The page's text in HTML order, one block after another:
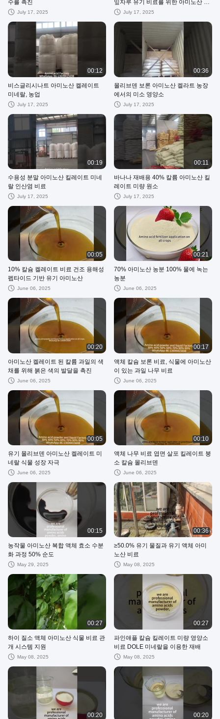
수를 촉진
July 17, 2025
잎자루 유기 비료를 위한 아미노산 켈
레이트 미네랄
July 17, 2025
00:12
비스글리시나트 아미노산 켈레이트
미네랄, 농업
July 17, 2025
00:36
몰리브덴 보론 아미노산 켈라트 농장
에서의 미소 영양소
July 17, 2025
00:19
수용성 분말 아미노산 킬레이트 미네
랄 인산염 비료
July 17, 2025
00:11
바나나 재배용 40% 칼륨 아미노산 킬
레이트 미량 원소
July 17, 2025
00:05
10% 칼슘 켈레이트 비료 건조 용해성
펩타이드 기반 유기 아미노산
June 06, 2025
00:21
70% 아미노산 농분 100% 물에 녹는
농분
June 06, 2025
00:20
아미노산 켈레이트 된 칼륨 과일의 색
채를 위해 붉은 색의 발달을 촉진
June 06, 2025
00:17
액체 칼슘 보론 비료, 식물에 아미노산
이 있는 과일 나무 비료
June 06, 2025
00:05
유기 몰리브덴 아미노산 켈레이트 미
네랄 식물 성장 자극
June 06, 2025
00:10
액체 나무 비료 엽면 살포 킬레이트 붕
소 칼슘 몰리브덴
June 06, 2025
00:15
농작물 아미노산 복합 액체 효소 수분
화 과정 50% 순도
May 29, 2025
00:36
≥50.0% 유기 물질과 유기 액체 아미
노산 비료
May 08, 2025
00:27
하이 질소 액체 아미노산 식물 비료 관
개 시스템 지원
May 08, 2025
00:27
파인애플 칼슘 킬레이트 미량 영양소
비료 DOLE 미네랄을 이용한 재배
May 08, 2025
00:20 00:20